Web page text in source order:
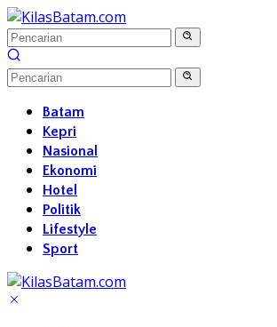
Langsung
ke
konten
Batam
Kepri
Nasional
Ekonomi
Hotel
Politik
Lifestyle
Sport